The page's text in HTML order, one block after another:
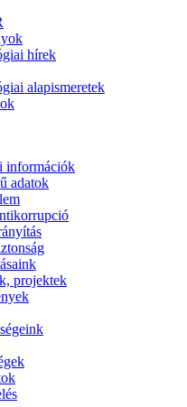
hírek
alapismeretek
információk
adatok
projektek